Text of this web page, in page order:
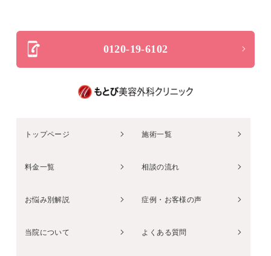
0120-19-6102
トップページ 施術一覧
料金一覧 相談の流れ
お悩み別解説 症例・お客様の声
当院について よくある質問